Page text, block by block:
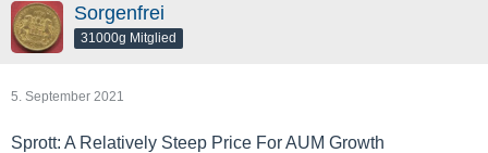
Sorgenfrei
31000g Mitglied
5. September 2021
Sprott: A Relatively Steep Price For AUM Growth